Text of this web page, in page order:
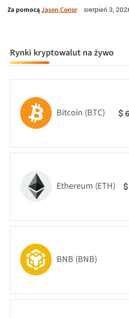
Za pomocąJason Conor sierpień 3,
Rynki kryptowalut na żywo
Bitcoin (BTC) $
Ethereum (ETH) $
BNB (BNB)